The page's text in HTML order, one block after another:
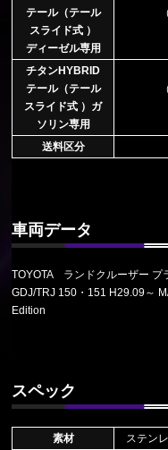
テール（テール
スライド式 ）
ディーゼル専用
チタンHYBRID
テール（テール
スライド式 ）ガ
ソリン専用
送料区分
車両データ
TOYOTA ランドクルーザー プ
GDJ/TRJ 150・151 H29.09～
Edition
スペック
素材
ステン